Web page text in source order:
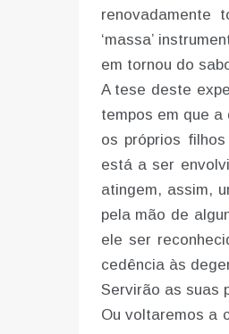
renovadamente
‘massa’
em tornou do
A tese deste
tempos em que
os próprios
está a ser
atingem, assim,
pela mão de
ele ser
cedência às
Servirão as suas
Ou voltaremos a